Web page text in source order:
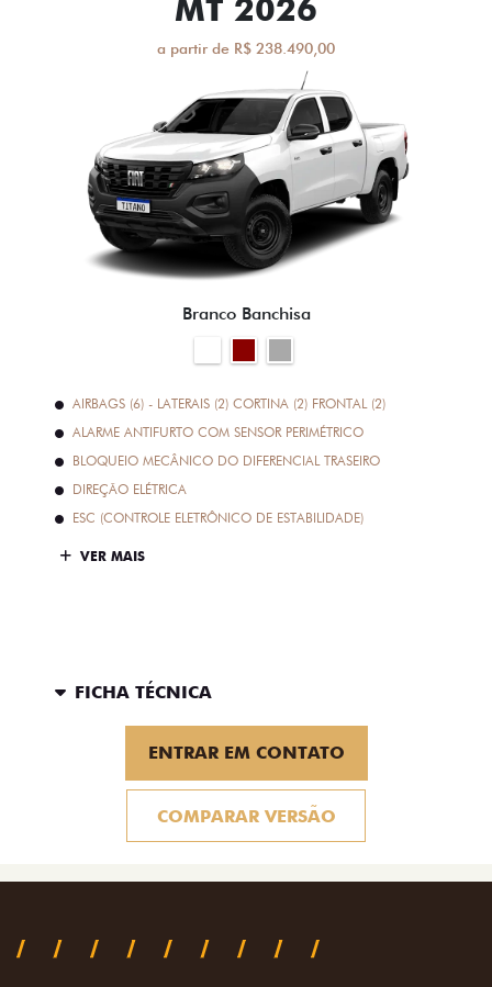
MT 2026
a partir de R$ 238.490,00
Branco Banchisa
AIRBAGS (6) - LATERAIS (2) CORTINA (2) FRONTAL (2)
ALARME ANTIFURTO COM SENSOR PERIMÉTRICO
BLOQUEIO MECÂNICO DO DIFERENCIAL TRASEIRO
DIREÇÃO ELÉTRICA
ESC (CONTROLE ELETRÔNICO DE ESTABILIDADE)
VER MAIS
FICHA TÉCNICA
ENTRAR EM CONTATO
COMPARAR VERSÃO